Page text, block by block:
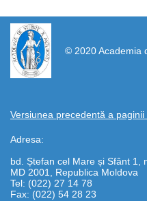
© 2020 Academia
Versiunea precedentă a paginii
Adresa:
bd. Ștefan cel Mare și Sfânt 1,
MD 2001, Republica Moldova
Tel: (022) 27 14 78
Fax: (022) 54 28 23
https://propletenie.ru/